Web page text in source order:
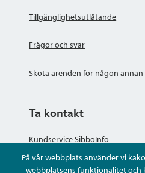
På vår webbplats använder vi
webbplatsens funktionalitet
Tillgänglighetsutlåtande
Frågor och svar
Sköta ärenden för någon
Ta kontakt
Kundservice SibboInfo
Ge anonym respons